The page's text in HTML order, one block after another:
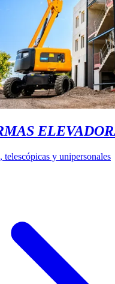
telescópicas y unipersonales